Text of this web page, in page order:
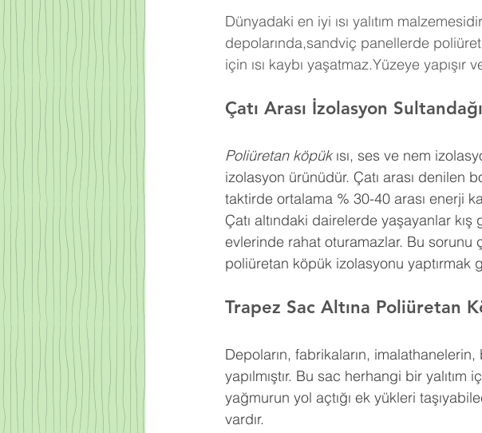
Dünyadaki en iyi ısı yalıtım
depolarında,sandviç panellerde
için ısı kaybı yaşatmaz.Yüzeye
Çatı Arası İzolasyon Sultandağı
Poliüretan köpük ısı, ses ve nem
izolasyon ürünüdür. Çatı arası denilen
taktirde ortalama % 30-40 arası enerji
Çatı altındaki dairelerde yaşayanlar
evlerinde rahat oturamazlar. Bu
poliüretan köpük izolasyonu yaptırmak
Trapez Sac Altına Poliüretan
Depoların, fabrikaların,
yapılmıştır. Bu sac herhangi bir
yağmurun yol açtığı ek yükleri
vardır.